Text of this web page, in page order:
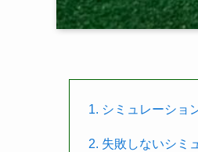
1. シミュレーショ
2. 失敗しないシミ